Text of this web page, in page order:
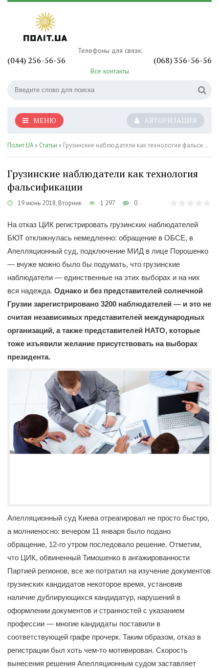
Телефоны для связи:
(044) 256-56-56 (068) 356-56-56
Все контакты
АВТОРИЗАЦИЯ
МЕНЮ
Полит.UA» Статьи » Грузинские наблюдатели как технология фальсификации
Грузинские наблюдатели как технология
фальсификации
19 июнь 2018, Вторник 1 297 0
На отказ ЦИК регистрировать грузинских наблюдателей
БЮТ откликнулась немедленно: обращение в ОБСЕ, в
Апелляционный суд, подключение МИД в лице Порошенко
— вчуже можно было бы подумать, что грузинские
наблюдатели — единственные на этих выборах и на них
вся надежда. Однако и без представителей солнечной
Грузии зарегистрировано 3200 наблюдателей — и это не
считая независимых представителей международных
организаций, а также представителей НАТО, которые
тоже изъявили желание присутствовать на выборах
президента.
Апелляционный суд Киева отреагировал не просто быстро,
а молниеносно: вечером 11 января было подано
обращение, 12-го утром последовало решение. Отметим,
что ЦИК, обвиненный Тимошенко в ангажированности
Партией регионов, все же потратил на изучение документов
грузинских кандидатов некоторое время, установив
наличие дублирующихся кандидатур, нарушений в
оформлении документов и странностей с указанием
профессии — многие кандидаты поставили в
соответствующей графе прочерк. Таким образом, отказ в
регистрации был хоть чем-то мотивирован. Скорость
вынесения решения Апелляционным судом заставляет